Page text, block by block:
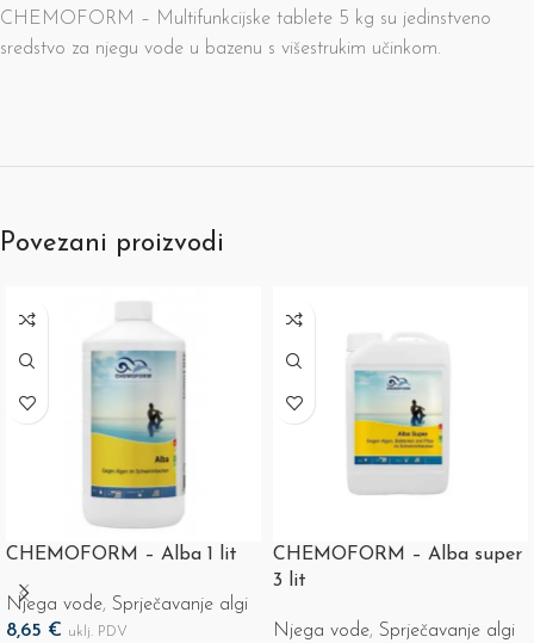
CHEMOFORM – Multifunkcijske tablete 5 kg su jedinstveno
sredstvo za njegu vode u bazenu s višestrukim učinkom.
Povezani proizvodi
CHEMOFORM – Alba 1 lit
Njega vode, Sprječavanje algi
8,65 € uklj. PDV
CHEMOFORM – Alba super
3 lit
Njega vode, Sprječavanje algi